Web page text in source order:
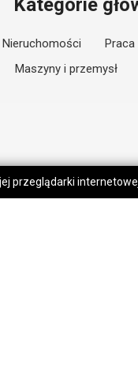
Kategorie
Nieruchomości Praca
Maszyny i przemysł
przeglądarki